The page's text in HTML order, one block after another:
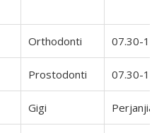
Orthodonti 07.30-
Prostodonti 07.30-
Gigi Perjanjian